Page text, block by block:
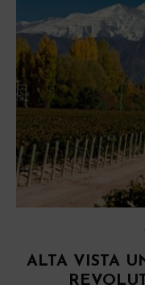
ALTA VISTA